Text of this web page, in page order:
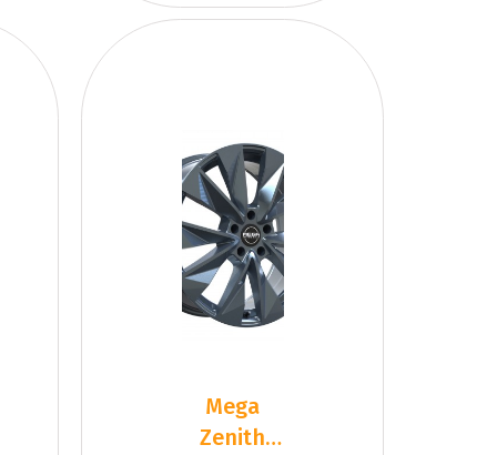
Mega
Zenith